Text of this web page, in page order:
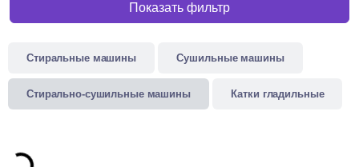
Показать фильтр
Стиральные машины Сушильные машины
Стирально-сушильные машины Катки гладильные